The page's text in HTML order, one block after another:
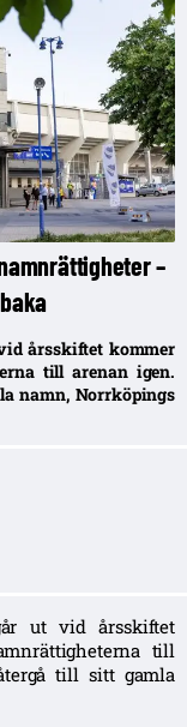
–
årsskiftet kommer
till arenan igen.
namn, Norrköpings
ut vid årsskiftet
till
till sitt gamla